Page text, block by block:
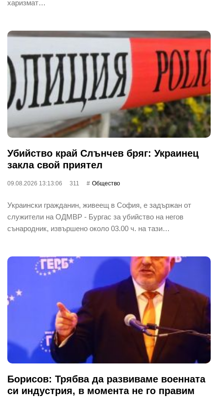
харизмат…
Убийство край Слънчев бряг: Украинец
закла свой приятел
09.08.2026 13:13:06 311 Общество
Украински гражданин, живеещ в София, е задържан от
служители на ОДМВР - Бургас за убийство на негов
сънародник, извършено около 03.00 ч. на тази…
Борисов: Трябва да развиваме военната
си индустрия, в момента не го правим